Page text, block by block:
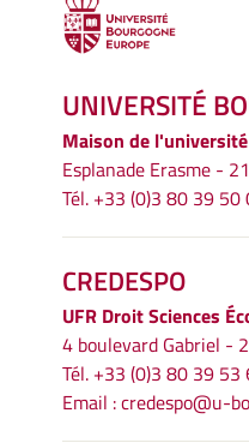
UNIVERSITÉ
Maison de l'université
Esplanade Erasme -
Tél. +33 (0)3 80 39 50
CREDESPO
UFR Droit Sciences
4 boulevard Gabriel -
Tél. +33 (0)3 80 39 53
Email :credespo@u-